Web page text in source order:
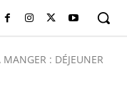
: DÉJEUNER